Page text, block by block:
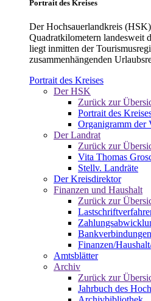
Portrait des Kreises
Der Hochsauerlandkreis
Quadratkilometern landesweit
liegt inmitten der
zusammenhängenden
Portrait des Kreises
Der HSK
Zurück zur
Portrait des
Organigramm der
Der Landrat
Zurück zur
Vita Thomas
Stellv. Landräte
Der Kreisdirektor
Finanzen und Haushalt
Zurück zur
Finanzen/
Amtsblätter
Archiv
Zurück zur
Jahrbuch des